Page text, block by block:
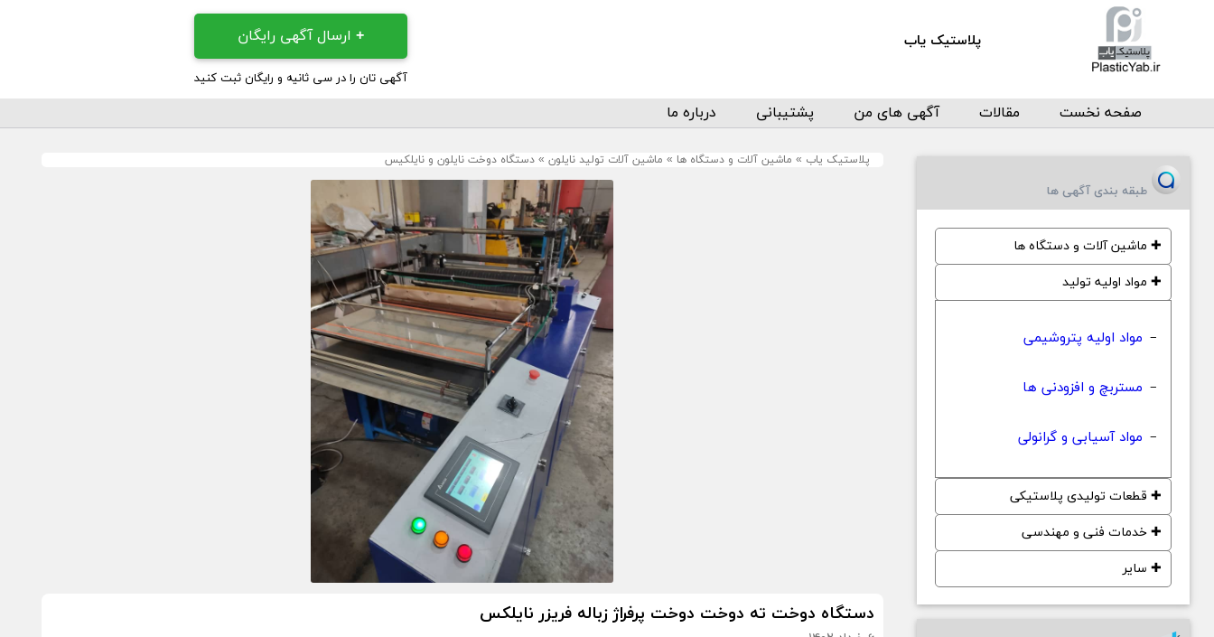
پلاستیک یاب +ارسال آگهی رایگان
آگهی تان را در سی ثانیه و رایگان ثبت کنید
صفحه نخست مقالات آگهی های من پشتیبانی درباره ما
پلاستیک یاب » ماشین آلات و دستگاه ها » ماشین آلات تولید نایلون »دستگاه دوخت نایلون و نایلکیس
دستگاه دوخت ته دوخت دوخت پرفراژ زباله فریزر نایلکس
طبقه بندی آگهی ها
✚ماشین آلات و دستگاه ها
✚مواد اولیه تولید
− مواد اولیه پتروشیمی
− مستربچ و افزودنی ها
− مواد آسیابی و گرانولی
✚قطعات تولیدی پلاستیکی
✚خدمات فنی و مهندسی
✚سایر